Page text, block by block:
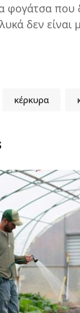
φογάτσα που
δεν είναι
κέρκυρα